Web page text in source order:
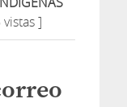
]